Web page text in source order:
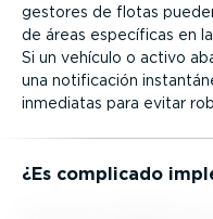
gestores de flotas
de áreas específicas en
Si un vehículo o activo
una notifi­cación
inmediatas para evitar
¿Es complicado